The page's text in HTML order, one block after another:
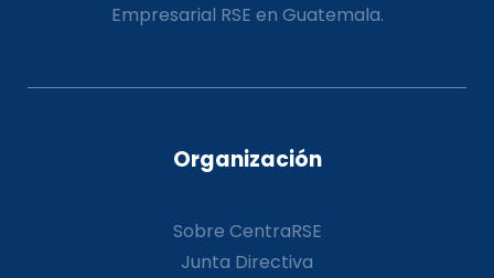
Empresarial RSE en Guatemala.
Organización
Sobre CentraRSE
Junta Directiva